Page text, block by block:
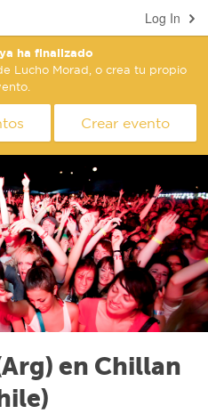
Log In
ha finalizado
Lucho Morad, o crea tu propio
Crear evento
en Chillan